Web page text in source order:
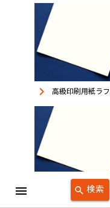
menu search 検索
keyboard_arrow_right 高級印刷用紙ラフ